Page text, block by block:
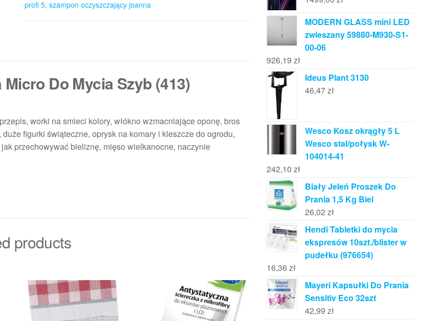
profi 5, szampon oczyszczający joanna
Do Mycia Szyb (413)
worki na smieci kolory, włókno wzmacniające oponę, bros
figurki świąteczne, oprysk na komary i kleszcze do ogrodu,
przechowywać bieliznę, mięso wielkanocne, naczynie
products
MODERN GLASS mini LED
zwieszany 59880-M930-S1-
00-06
926,19 zł
Ideus Plant 3130
46,47zł
Wesco Kosz okrągły 5 L
Wesco stal/połysk W-
104014-41
242,10 zł
Biały Jeleń Proszek Do
Prania 1,5 Kg Biel
26,02 zł
Hendi Tabletki do mycia
ekspresów 10szt./blister w
pudełku (976654)
16,36 zł
Mayeri Kapsułki Do Prania
Sensitiv Eco 32szt
42,99 zł